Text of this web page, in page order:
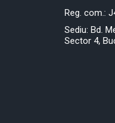
Reg. com.:
Sediu: Bd.
Sector 4,